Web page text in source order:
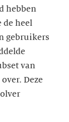
hebben
de heel
gebruikers
van
Deze